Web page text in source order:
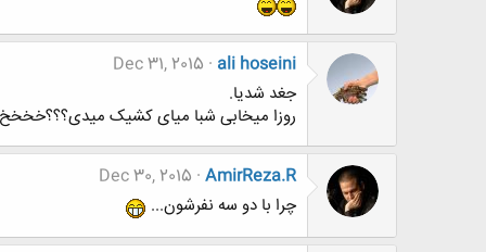
ali hoseini
Dec 31, 2015
جغد شدیا.
روزا میخابی شبا میای کشیک میدی؟؟؟خخخخ
AmirReza.R
Dec 30, 2015
چرا با دو سه نفرشون...